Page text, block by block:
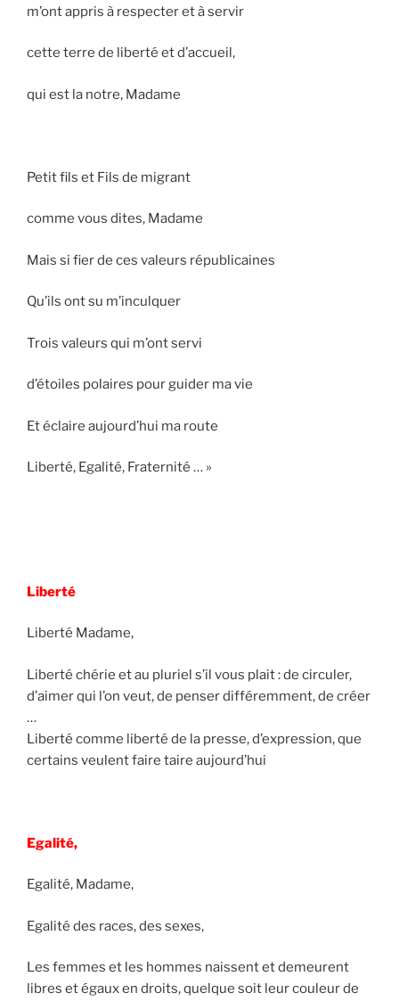
m’ont appris à respecter et à servir
cette terre de liberté et d’accueil,
qui est la notre, Madame
Petit fils et Fils de migrant
comme vous dites, Madame
Mais si fier de ces valeurs républicaines
Qu’ils ont su m’inculquer
Trois valeurs qui m’ont servi
d’étoiles polaires pour guider ma vie
Et éclaire aujourd’hui ma route
Liberté, Egalité, Fraternité … »
Liberté
Liberté Madame,
Liberté chérie et au pluriel s’il vous plait : de circuler,
d’aimer qui l’on veut, de penser différemment, de créer
…
Liberté comme liberté de la presse, d’expression, que
certains veulent faire taire aujourd’hui
Egalité,
Egalité, Madame,
Egalité des races, des sexes,
Les femmes et les hommes naissent et demeurent
libres et égaux en droits, quelque soit leur couleur de